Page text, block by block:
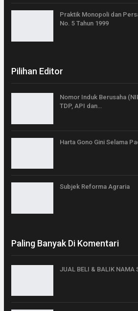
Praktik Monopoli dan
No. 5 Tahun 1999
Pilihan Editor
Nomor Induk Berusaha
TDP, API dan…
Harta Gono Gini Selama
Subjek Reforma Agraria
Paling Banyak Di Komentari
JUAL BELI & BALIK NAMA